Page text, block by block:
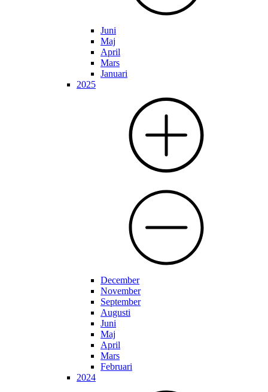
Juni
Maj
April
Mars
Januari
2025
December
November
September
Augusti
Juni
Maj
April
Mars
Februari
2024